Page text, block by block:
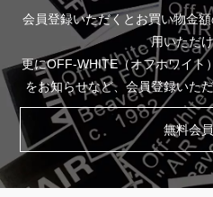
会員登録いただくとお買い物金
用いただ
更にOFF-WHITE（オフホワイト
をお知らせなど、会員登録いた
無料会